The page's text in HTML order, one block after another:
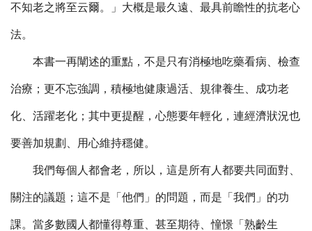
不知老之將至云爾。」大概是最久遠、最具前瞻性的抗老心
法。
本書一再闡述的重點，不是只有消極地吃藥看病、檢查
治療；更不忘強調，積極地健康過活、規律養生、成功老
化、活躍老化；其中更提醒，心態要年輕化，連經濟狀況也
要善加規劃、用心維持穩健。
我們每個人都會老，所以，這是所有人都要共同面對、
關注的議題；這不是「他們」的問題，而是「我們」的功
課。當多數國人都懂得尊重、甚至期待、憧憬「熟齡生